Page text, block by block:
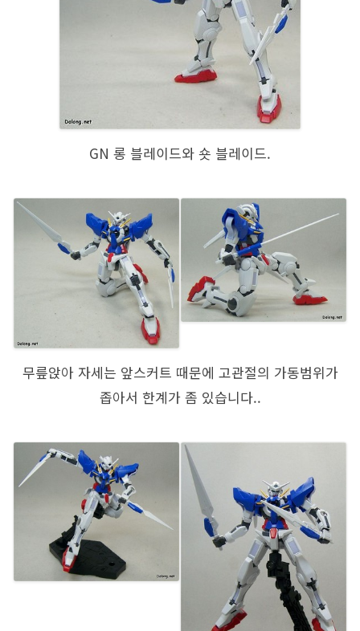
GN 롱 블레이드와 숏 블레이드.
무릎앉아 자세는 앞스커트 때문에 고관절의 가동범위가
좁아서 한계가 좀 있습니다..